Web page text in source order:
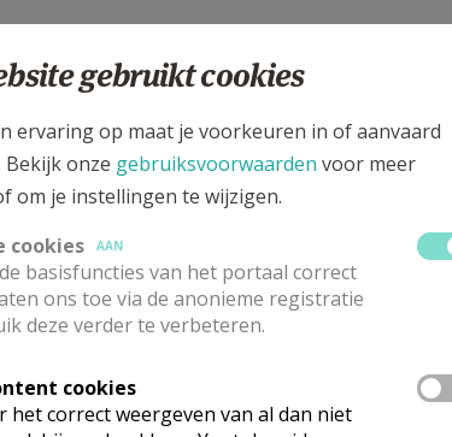
17.30 Woord- en
17.30 Eucharistie
17.30 Woord- en
gebruikt cookies
ervaring op maat je voorkeuren in of aanvaard
Bekijk onze gebruiksvoorwaarden voor meer
om je instellingen te wijzigen.
cookies
AAN
basisfuncties van het portaal correct
ons toe via de anonieme registratie
deze verder te verbeteren.
cookies
het correct weergeven van al dan niet